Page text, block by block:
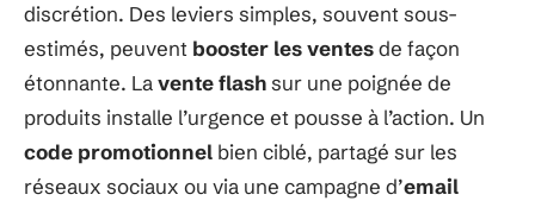
discrétion. Des leviers simples, souvent sous-
estimés, peuvent booster les ventesde façon
étonnante. Lavente flashsur une poignée de
produits installe l’urgence et pousse à l’action. Un
code promotionnel bien ciblé, partagé sur les
réseaux sociaux ou via une campagne d’email